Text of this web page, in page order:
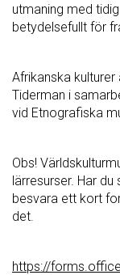
utmaning med
betydelsefullt för
Afrikanska
Tiderman i
vid Etnografiska
Obs!
lärresurser. Har
besvara ett kort
det.
https://